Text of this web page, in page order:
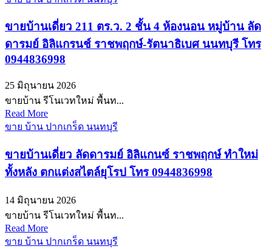
ขายบ้านเดี่ยว 211 ตร.ว. 2 ชั้น 4 ห้องนอน หมู่บ้าน ลัด
ดารมย์ อิลิแกรนช์ ราชพฤกษ์-รัตนาธิเบศ นนทบุรี โทร
0944836998
25 มิถุนายน 2026
ขายบ้าน รีโนเวทใหม่ พื้นท...
Read More
ขาย บ้าน ปากเกร็ด นนทบุรี
ขายบ้านเดี่ยว ลัดดารมย์ อิลิแกนซ์ ราชพฤกษ์ ทำใหม่
ทั้งหลัง ตกแต่งสไตล์ยุโรป โทร 0944836998
14 มิถุนายน 2026
ขายบ้าน รีโนเวทใหม่ พื้นท...
Read More
ขาย บ้าน ปากเกร็ด นนทบุรี